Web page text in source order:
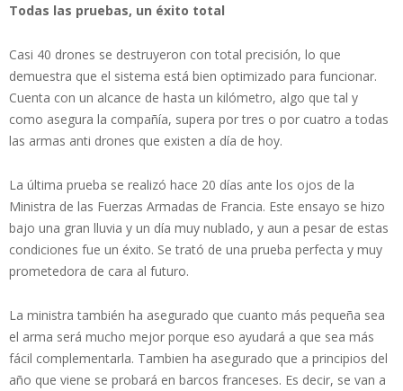
Todas las pruebas, un éxito total
Casi 40 drones se destruyeron con total precisión, lo que
demuestra que el sistema está bien optimizado para funcionar.
Cuenta con un alcance de hasta un kilómetro, algo que tal y
como asegura la compañía, supera por tres o por cuatro a todas
las armas anti drones que existen a día de hoy.
La última prueba se realizó hace 20 días ante los ojos de la
Ministra de las Fuerzas Armadas de Francia. Este ensayo se hizo
bajo una gran lluvia y un día muy nublado, y aun a pesar de estas
condiciones fue un éxito. Se trató de una prueba perfecta y muy
prometedora de cara al futuro.
La ministra también ha asegurado que cuanto más pequeña sea
el arma será mucho mejor porque eso ayudará a que sea más
fácil complementarla. Tambien ha asegurado que a principios del
año que viene se probará en barcos franceses. Es decir, se van a